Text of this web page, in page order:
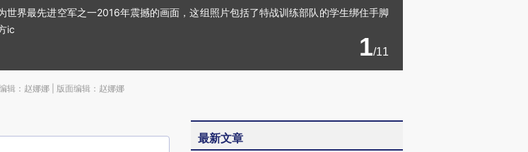
界最先进空军之一2016年震撼的画面，这组照片包括了特战训练部队的学生绑住手脚
ic
1/11
辑：赵娜娜 | 版面编辑：赵娜娜
最新文章